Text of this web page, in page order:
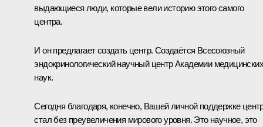
выдающиеся люди, которые вели историю этого самого
центра.
И он предлагает создать центр. Создаётся Всесоюзный
эндокринологический научный центр Академии медицинских
наук.
Сегодня благодаря, конечно, Вашей личной поддержке
стал без преувеличения мирового уровня. Это научное, это